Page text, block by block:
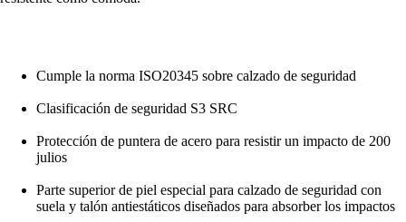
Cumple la norma ISO20345 sobre calzado de seguridad
Clasificación de seguridad S3 SRC
Protección de puntera de acero para resistir un impacto de 200
julios
Parte superior de piel especial para calzado de seguridad con
suela y talón antiestáticos diseñados para absorber los impactos